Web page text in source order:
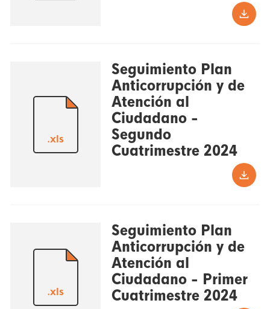
.xls
Seguimiento Plan
Anticorrupción y de
Atención al
Ciudadano -
Segundo
Cuatrimestre 2024
.xls
Seguimiento Plan
Anticorrupción y de
Atención al
Ciudadano - Primer
Cuatrimestre 2024